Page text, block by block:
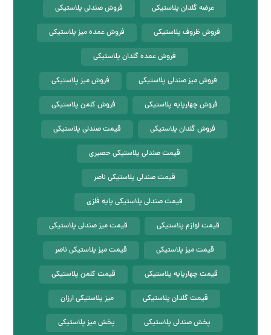
عرضه گلدان پلاستیکی فروش صندلی پلاستیکی
فروش ظروف پلاستیکی فروش عمده میز پلاستیکی
فروش عمده گلدان پلاستیکی
فروش میز صندلی پلاستیکی فروش میز پلاستیکی
فروش چهارپایه پلاستیکی فروش کلمن پلاستیکی
فروش گلدان پلاستیکی قیمت صندلی پلاستیکی
قیمت صندلی پلاستیکی حصیری
قیمت صندلی پلاستیکی ناصر
قیمت صندلی پلاستیکی پایه فلزی
قیمت لوازم پلاستیکی قیمت میز صندلی پلاستیکی
قیمت میز پلاستیکی قیمت میز پلاستیکی ناصر
قیمت چهارپایه پلاستیکی قیمت کلمن پلاستیکی
قیمت گلدان پلاستیکی میز پلاستیکی ارزان
پخش صندلی پلاستیکی پخش میز پلاستیکی